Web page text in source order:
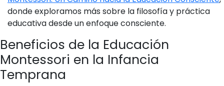
donde exploramos más sobre la filosofía y práctica
educativa desde un enfoque consciente.
Beneficios de la Educación
Montessori en la Infancia
Temprana